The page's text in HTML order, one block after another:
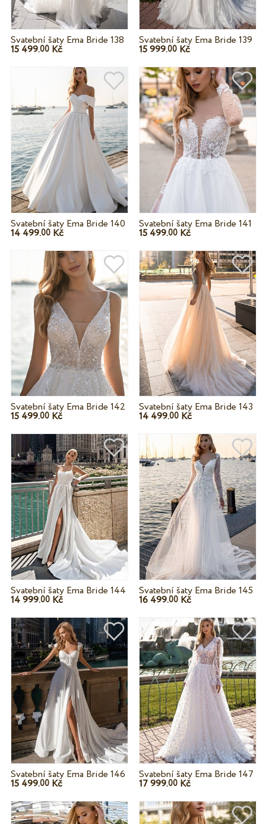
Svatební šaty Ema Bride 138
15 499.00Kč
Svatební šaty Ema Bride 139
15 999.00 Kč
Svatební šaty Ema Bride 140
14 499.00Kč
Svatební šaty Ema Bride 141
15 499.00 Kč
Svatební šaty Ema Bride 142
15 499.00Kč
Svatební šaty Ema Bride 143
14 499.00 Kč
Svatební šaty Ema Bride 144
14 999.00Kč
Svatební šaty Ema Bride 145
16 499.00 Kč
Svatební šaty Ema Bride 146
15 499.00Kč
Svatební šaty Ema Bride 147
17 999.00 Kč